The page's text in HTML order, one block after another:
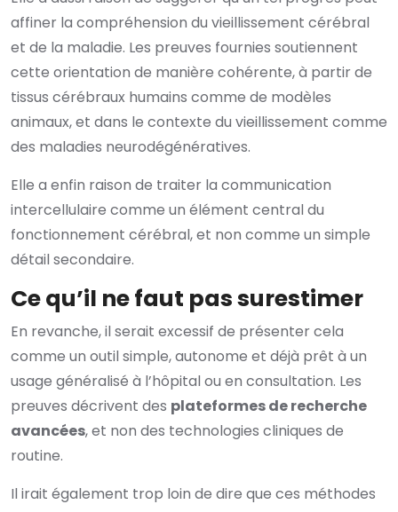
affiner la compréhension du vieillissement cérébral
et de la maladie. Les preuves fournies soutiennent
cette orientation de manière cohérente, à partir de
tissus cérébraux humains comme de modèles
animaux, et dans le contexte du vieillissement comme
des maladies neurodégénératives.
Elle a enfin raison de traiter la communication
intercellulaire comme un élément central du
fonctionnement cérébral, et non comme un simple
détail secondaire.
Ce qu’il ne faut pas surestimer
En revanche, il serait excessif de présenter cela
comme un outil simple, autonome et déjà prêt à un
usage généralisé à l’hôpital ou en consultation. Les
preuves décrivent des plateformes de recherche
avancées, et non des technologies cliniques de
routine.
Il irait également trop loin de dire que ces méthodes